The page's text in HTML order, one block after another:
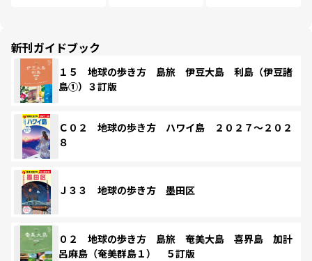
新刊ガイドブック
１５ 地球の歩き方 島旅 伊豆大島 利島（伊豆諸
島①）３訂版
Ｃ０２ 地球の歩き方 ハワイ島 ２０２７～２０２
８
Ｊ３３ 地球の歩き方 墨田区
０２ 地球の歩き方 島旅 奄美大島 喜界島 加計
呂麻島（奄美群島１） ５訂版